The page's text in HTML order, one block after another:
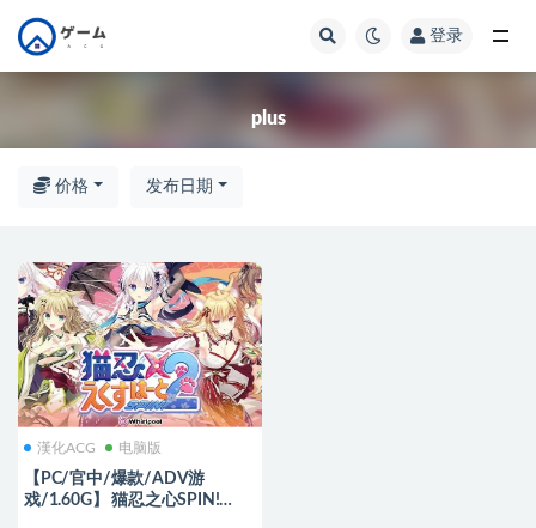
登录
plus
价格 发布日期
漢化ACG 电脑版
【PC/官中/爆款/ADV游
戏/1.60G】 猫忍之心SPIN!